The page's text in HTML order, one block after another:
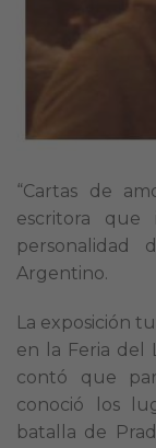
“Cartas de
escritora
personalidad
Argentino.
La exposición
en la Feria del
contó que
conoció los
batalla de